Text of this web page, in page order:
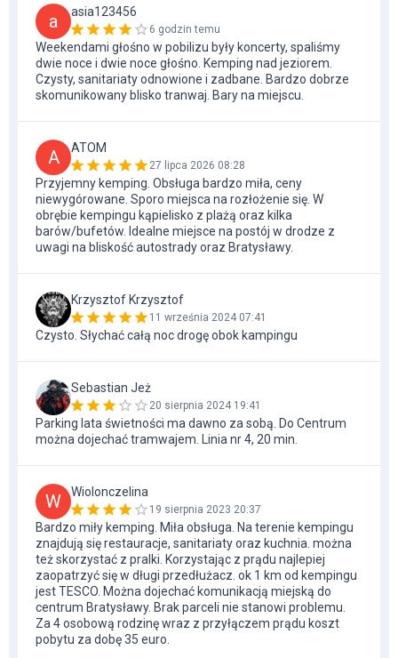
a asia123456
6 godzin temu
Weekendami głośno w pobilizu były koncerty, spaliśmy
dwie noce i dwie noce głośno. Kemping nad jeziorem.
Czysty, sanitariaty odnowione i zadbane. Bardzo dobrze
skomunikowany blisko tranwaj. Bary na miejscu.
A ATOM
27 lipca 2026 08:28
Przyjemny kemping. Obsługa bardzo miła, ceny
niewygórowane. Sporo miejsca na rozłożenie się. W
obrębie kempingu kąpielisko z plażą oraz kilka
barów/bufetów. Idealne miejsce na postój w drodze z
uwagi na bliskość autostrady oraz Bratysławy.
Krzysztof Krzysztof
11 września 2024 07:41
Czysto. Słychać całą noc drogę obok kampingu
Sebastian Jeż
20 sierpnia 2024 19:41
Parking lata świetności ma dawno za sobą. Do Centrum
można dojechać tramwajem. Linia nr 4, 20 min.
W Wiolonczelina
19 sierpnia 2023 20:37
Bardzo miły kemping. Miła obsługa. Na terenie kempingu
znajdują się restauracje, sanitariaty oraz kuchnia. można
też skorzystać z pralki. Korzystając z prądu najlepiej
zaopatrzyć się w długi przedłużacz. ok 1 km od kempingu
jest TESCO. Można dojechać komunikacją miejską do
centrum Bratysławy. Brak parceli nie stanowi problemu.
Za 4 osobową rodzinę wraz z przyłączem prądu koszt
pobytu za dobę 35 euro.